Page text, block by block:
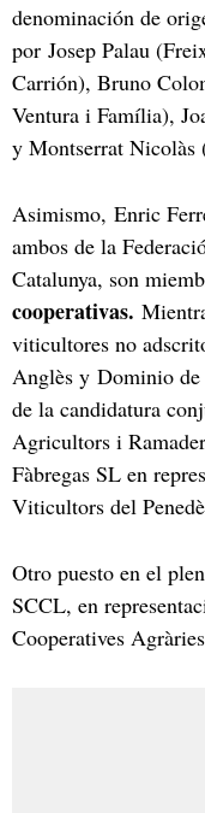
denominación de
por Josep Palau
Carrión), Bruno
Ventura i Família),
y Montserrat Nicolàs
Asimismo, Enric
ambos de la
Catalunya, son
cooperativas.
viticultores no
Anglès y Dominio de
de la candidatura
Agricultors i
Fàbregas SL en
Viticultors del
Otro puesto en el
SCCL, en
Cooperatives